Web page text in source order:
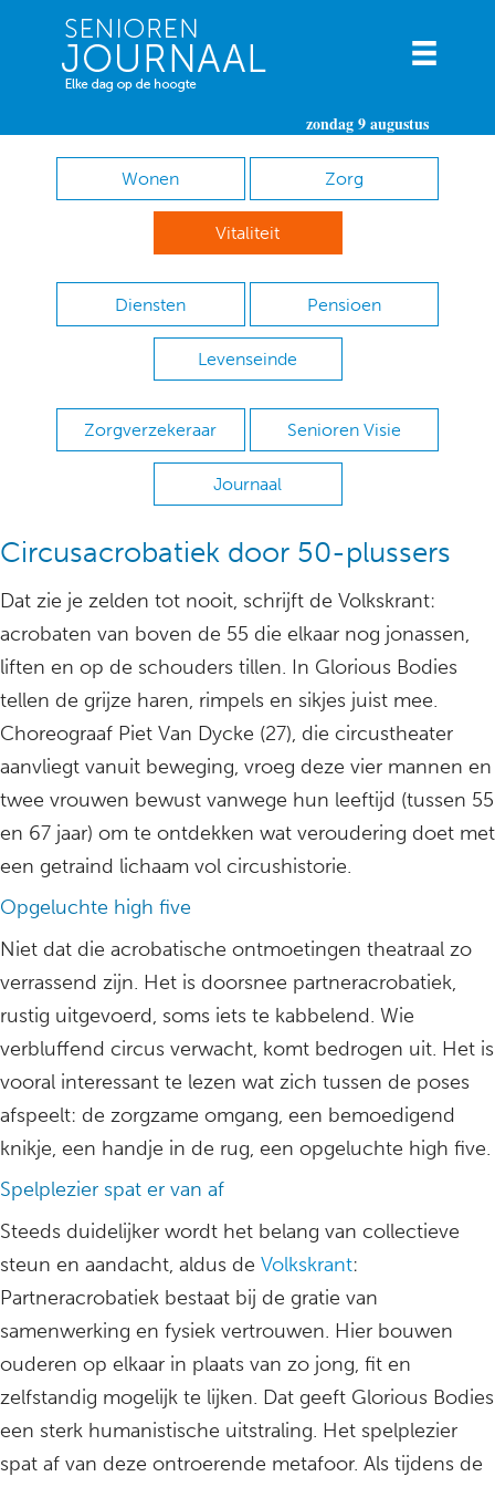
zondag 9 augustus
Wonen Zorg
Vitaliteit
Diensten Pensioen
Levenseinde
Zorgverzekeraar Senioren Visie
Journaal
Circusacrobatiek door 50-plussers
Dat zie je zelden tot nooit, schrijft de Volkskrant:
acrobaten van boven de 55 die elkaar nog jonassen,
liften en op de schouders tillen. In Glorious Bodies
tellen de grijze haren, rimpels en sikjes juist mee.
Choreograaf Piet Van Dycke (27), die circustheater
aanvliegt vanuit beweging, vroeg deze vier mannen en
twee vrouwen bewust vanwege hun leeftijd (tussen 55
en 67 jaar) om te ontdekken wat veroudering doet met
een getraind lichaam vol circushistorie.
Opgeluchte high five
Niet dat die acrobatische ontmoetingen theatraal zo
verrassend zijn. Het is doorsnee partneracrobatiek,
rustig uitgevoerd, soms iets te kabbelend. Wie
verbluffend circus verwacht, komt bedrogen uit. Het is
vooral interessant te lezen wat zich tussen de poses
afspeelt: de zorgzame omgang, een bemoedigend
knikje, een handje in de rug, een opgeluchte high five.
Spelplezier spat er van af
Steeds duidelijker wordt het belang van collectieve
steun en aandacht, aldus de Volkskrant:
Partneracrobatiek bestaat bij de gratie van
samenwerking en fysiek vertrouwen. Hier bouwen
ouderen op elkaar in plaats van zo jong, fit en
zelfstandig mogelijk te lijken. Dat geeft Glorious Bodies
een sterk humanistische uitstraling. Het spelplezier
spat af van deze ontroerende metafoor. Als tijdens de